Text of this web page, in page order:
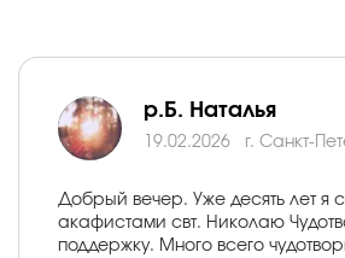
р.Б. Наталья
19.02.2026 г. Санкт-
Добрый вечер. Уже десять лет
акафистами свт. Николаю
поддержку. Много всего